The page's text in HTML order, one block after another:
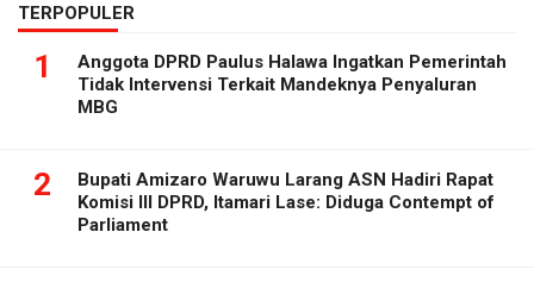
TERPOPULER
1
Anggota DPRD Paulus Halawa Ingatkan Pemerintah
Tidak Intervensi Terkait Mandeknya Penyaluran
MBG
2
Bupati Amizaro Waruwu Larang ASN Hadiri Rapat
Komisi III DPRD, Itamari Lase: Diduga Contempt of
Parliament